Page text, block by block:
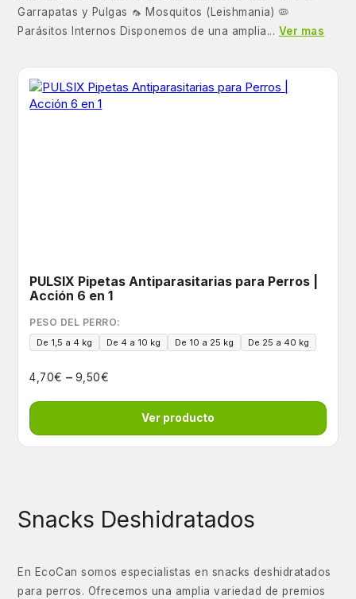
Garrapatas y Pulgas 🦟 Mosquitos (Leishmania) 🦠
Parásitos Internos Disponemos de una amplia... Ver mas
PULSIX Pipetas Antiparasitarias para Perros |
Acción 6 en 1
PESO DEL PERRO:
De 1,5 a 4 kg De 4 a 10 kg De 10 a 25 kg De 25 a 40 kg
4,70€ – 9,50€
Ver producto
Snacks Deshidratados
En EcoCan somos especialistas en snacks deshidratados
para perros. Ofrecemos una amplia variedad de premios